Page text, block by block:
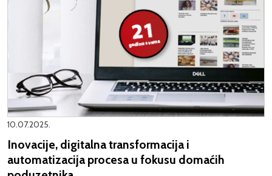
10.07.2025.
Inovacije, digitalna transformacija i
automatizacija procesa u fokusu domaćih